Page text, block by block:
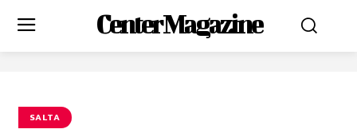
Center Magazine
SALTA